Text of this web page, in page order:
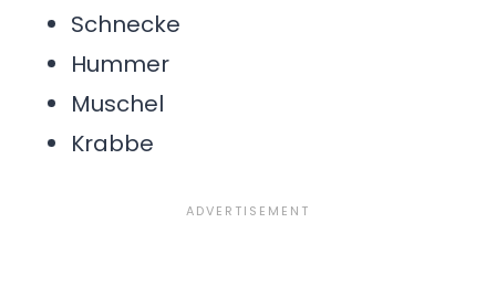
Schnecke
Hummer
Muschel
Krabbe